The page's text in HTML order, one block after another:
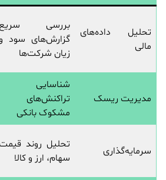
تحلیل داده‌های
مالی
بررسی سریع
گزارش‌های سود و
زیان شرکت‌ها
مدیریت ریسک
شناسایی
تراکنش‌های
مشکوک بانکی
سرمایه‌گذاری
تحلیل روند قیمت
سهام، ارز و کالا